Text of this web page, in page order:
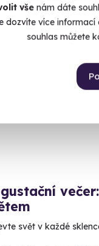
vše nám dáte
dozvíte více informací
souhlas můžete
Volný termín už 16. 09.
svět v každé